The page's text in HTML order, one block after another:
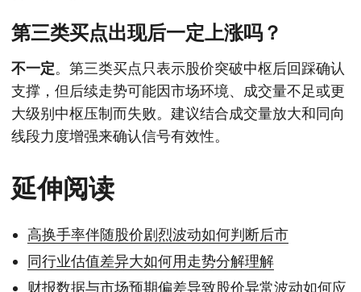
第三类买点出现后一定上涨吗？
不一定。第三类买点只表示股价突破中枢后回踩确认
支撑，但后续走势可能因市场环境、成交量不足或更
大级别中枢压制而失败。建议结合成交量放大和同向
线段力度增强来确认信号有效性。
延伸阅读
高换手率伴随股价剧烈波动如何判断后市
同行业估值差异大如何用走势分解理解
财报数据与市场预期偏差导致股价异常波动如何应